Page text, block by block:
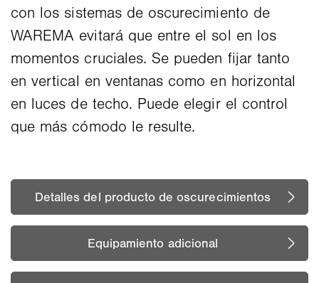
con los sistemas de oscurecimiento de
WAREMA evitará que entre el sol en los
momentos cruciales. Se pueden fijar tanto
en vertical en ventanas como en horizontal
en luces de techo. Puede elegir el control
que más cómodo le resulte.